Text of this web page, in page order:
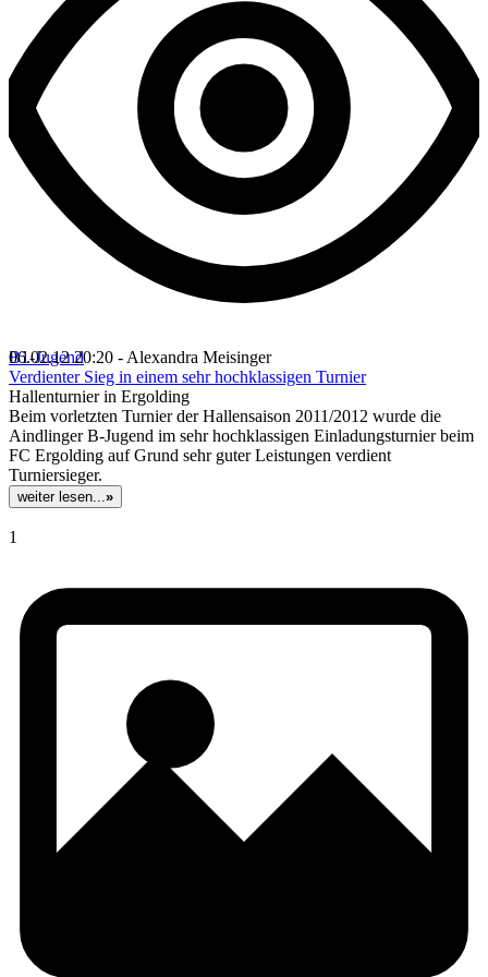
B1-Jugend
06.02.12 20:20 - Alexandra Meisinger
Verdienter Sieg in einem sehr hochklassigen Turnier
Hallenturnier in Ergolding
Beim vorletzten Turnier der Hallensaison 2011/2012 wurde die
Aindlinger B-Jugend im sehr hochklassigen Einladungsturnier beim
FC Ergolding auf Grund sehr guter Leistungen verdient
Turniersieger.
weiter lesen...»
1